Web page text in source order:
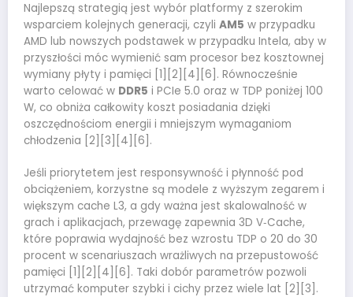
Najlepszą strategią jest wybór platformy z szerokim
wsparciem kolejnych generacji, czyli AM5 w przypadku
AMD lub nowszych podstawek w przypadku Intela, aby w
przyszłości móc wymienić sam procesor bez kosztownej
wymiany płyty i pamięci [1][2][4][6]. Równocześnie
warto celować w DDR5 i PCIe 5.0 oraz w TDP poniżej 100
W, co obniża całkowity koszt posiadania dzięki
oszczędnościom energii i mniejszym wymaganiom
chłodzenia [2][3][4][6].
Jeśli priorytetem jest responsywność i płynność pod
obciążeniem, korzystne są modele z wyższym zegarem i
większym cache L3, a gdy ważna jest skalowalność w
grach i aplikacjach, przewagę zapewnia 3D V‑Cache,
które poprawia wydajność bez wzrostu TDP o 20 do 30
procent w scenariuszach wrażliwych na przepustowość
pamięci [1][2][4][6]. Taki dobór parametrów pozwoli
utrzymać komputer szybki i cichy przez wiele lat [2][3].